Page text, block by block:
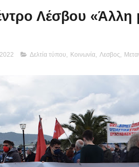
Λέσβου «Άλλη
Δελτία τύπου, Κοινωνία, Λεσβος,